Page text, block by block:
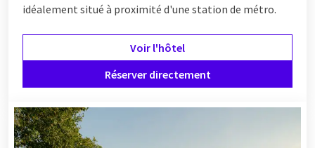
idéalement situé à proximité d'une station de métro.
Voir l'hôtel
Réserver directement